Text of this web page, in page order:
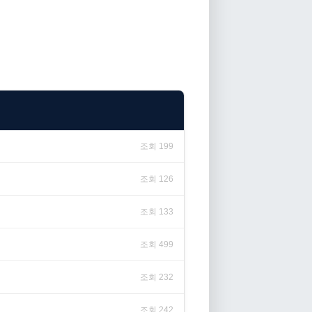
조회 199
조회 126
조회 133
조회 499
조회 232
조회 242